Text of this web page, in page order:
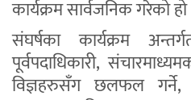
कार्यक्रम सार्वजनिक गरेको हो
संघर्षका कार्यक्रम
पूर्वपदाधिकारी,
विज्ञहरुसँग छलफल गर्ने,